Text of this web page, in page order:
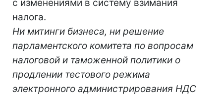
с изменениями в систему взимания
налога.
Ни митинги бизнеса, ни решение
парламентского комитета по вопросам
налоговой и таможенной политики о
продлении тестового режима
электронного администрирования НДС